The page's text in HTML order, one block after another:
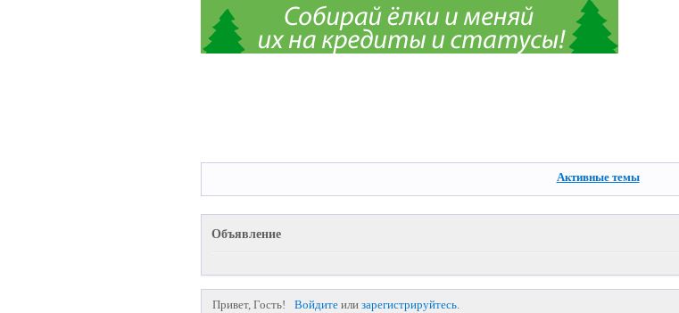
Активные темы
Объявление
Привет, Гость! Войдитеили зарегистрируйтесь.